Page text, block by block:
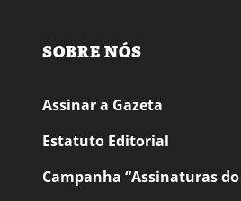
SOBRE NÓS
Assinar a Gazeta
Estatuto Editorial
Campanha “Assinaturas